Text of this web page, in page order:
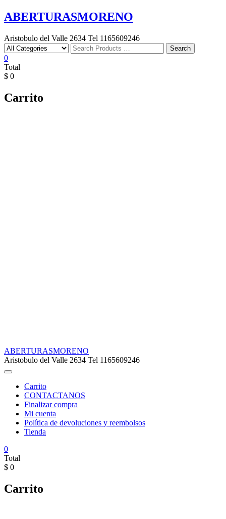
Skip
to
ABERTURASMORENO
Aristobulo del Valle 2634 Tel 1165609246
Search
for
Search
0
Total
$ 0
Carrito
ABERTURASMORENO
Aristobulo del Valle 2634 Tel 1165609246
Carrito
CONTACTANOS
Finalizar compra
Mi cuenta
Política de devoluciones y reembolsos
Tienda
0
Total
$ 0
Carrito